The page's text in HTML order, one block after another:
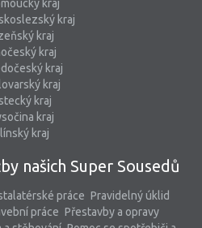
kraj
kraj
kraj
kraj
kraj
kraj
kraj
kraj
kraj
našich Super Sousedů
práce Pravidelný úklid
práce Přestavby a opravy